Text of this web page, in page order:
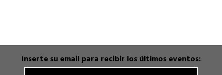
Inserte su email para recibir los últimos eventos: